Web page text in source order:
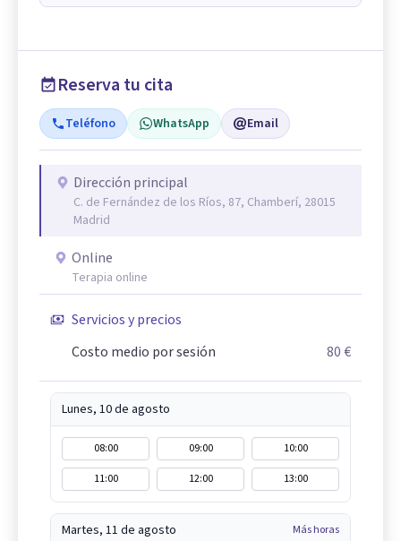
Reserva tu cita
Teléfono WhatsApp Email
Dirección principal
C. de Fernández de los Ríos, 87, Chamberí, 28015
Madrid
Online
Terapia online
Servicios y precios
Costo medio por sesión
80 €
Lunes, 10 de agosto
08:00 09:00
10:00
11:00
12:00 13:00
Martes, 11 de agosto Más horas